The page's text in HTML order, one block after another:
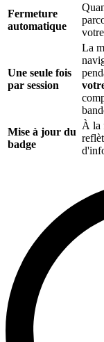
Fermeture
automatique
Une seule fois
par session
La
Mise à jour du
badge
À la